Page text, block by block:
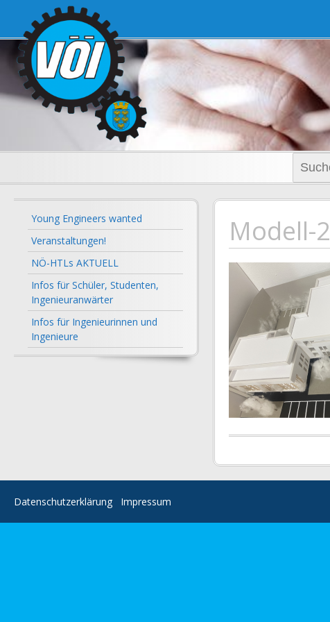
voi-noe.at
Suchen
nach:
Modell-2
Young Engineers wanted
Veranstaltungen!
NÖ-HTLs AKTUELL
Infos für Schüler, Studenten,
Ingenieuranwärter
Infos für Ingenieurinnen und
Ingenieure
Datenschutzerklärung Impressum